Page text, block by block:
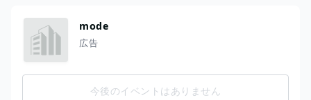
mode
広告
今後のイベントはありません